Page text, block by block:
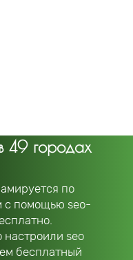
49 городах
по
с помощью seo-
seo
бесплатный